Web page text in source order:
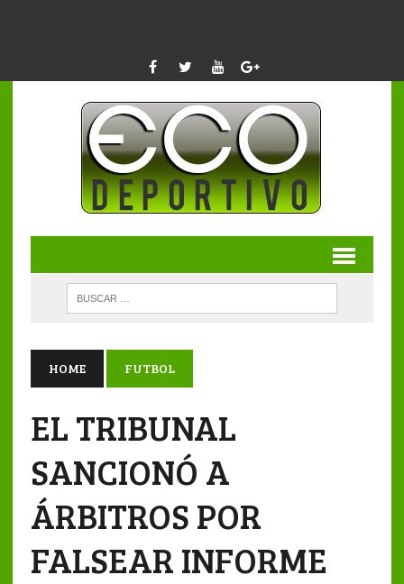
HOME FUTBOL
EL TRIBUNAL
SANCIONÓ A
ÁRBITROS POR
FALSEAR INFORME